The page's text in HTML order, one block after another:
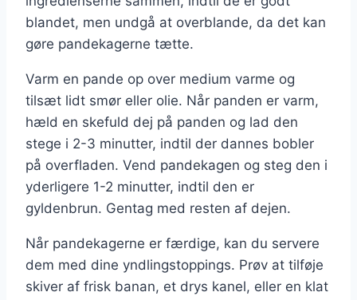
blandet, men undgå at overblande, da det kan
gøre pandekagerne tætte.
Varm en pande op over medium varme og
tilsæt lidt smør eller olie. Når panden er varm,
hæld en skefuld dej på panden og lad den
stege i 2-3 minutter, indtil der dannes bobler
på overfladen. Vend pandekagen og steg den i
yderligere 1-2 minutter, indtil den er
gyldenbrun. Gentag med resten af dejen.
Når pandekagerne er færdige, kan du servere
dem med dine yndlingstoppings. Prøv at tilføje
skiver af frisk banan, et drys kanel, eller en klat